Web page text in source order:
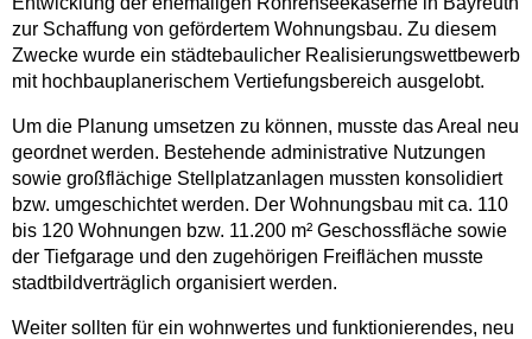
zur Schaffung von gefördertem Wohnungsbau. Zu diesem
Zwecke wurde ein städtebaulicher Realisierungswettbewerb
mit hochbauplanerischem Vertiefungsbereich ausgelobt.
Um die Planung umsetzen zu können, musste das Areal neu
geordnet werden. Bestehende administrative Nutzungen
sowie großflächige Stellplatzanlagen mussten konsolidiert
bzw. umgeschichtet werden. Der Wohnungsbau mit ca. 110
bis 120 Wohnungen bzw. 11.200 m² Geschossfläche sowie
der Tiefgarage und den zugehörigen Freiflächen musste
stadtbildverträglich organisiert werden.
Weiter sollten für ein wohnwertes und funktionierendes, neu